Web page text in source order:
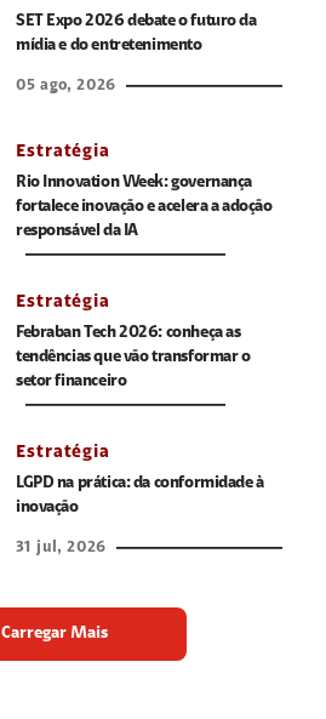
SET Expo 2026 debate o futuro da
mídia e do entretenimento
05 ago, 2026
Estratégia
Rio Innovation Week: governança
fortalece inovação e acelera a adoção
responsável da IA
Estratégia
Febraban Tech 2026: conheça as
tendências que vão transformar o
setor financeiro
Estratégia
LGPD na prática: da conformidade à
inovação
31 jul, 2026
Carregar Mais